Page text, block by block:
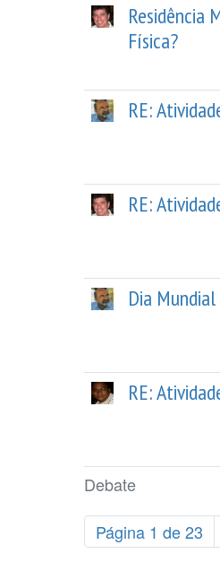
Debate
Residência
Física?
RE:
RE:
Dia
RE:
Página 1 de 23